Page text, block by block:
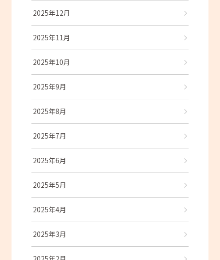
2025年12月
2025年11月
2025年10月
2025年9月
2025年8月
2025年7月
2025年6月
2025年5月
2025年4月
2025年3月